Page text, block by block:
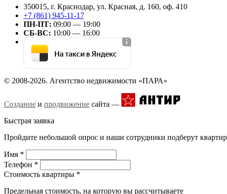
350015, г. Краснодар, ул. Красная, д. 160, оф. 410
+7 (861) 945-11-17
ПН-ПТ: 09:00 — 19:00
СБ-ВС: 10:00 — 16:00
На такси в Яндекс
© 2008-2026. Агентство недвижимости «ПАРА»
Создание и продвижение сайта —
Быстрая заявка
Пройдите небольшой опрос и наши сотрудники подберут
Имя *
Телефон *
Стоимость квартиры *
Предельная стоимость, на которую вы рассчитываете